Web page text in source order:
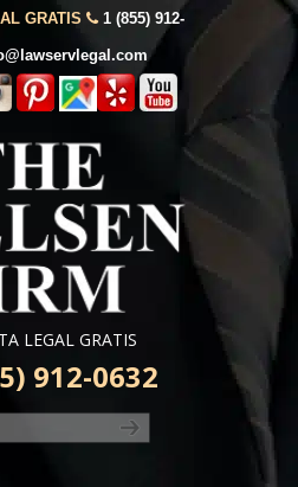
GRATIS 1 (855) 912-
LEGAL GRATIS
912-0632